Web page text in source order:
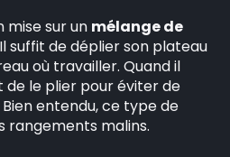
mise sur un mélange de
suffit de déplier son plateau
où travailler. Quand il
de le plier pour éviter de
entendu, ce type de
rangements malins.